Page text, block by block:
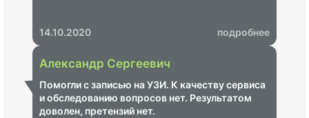
14.10.2020 подробнее
Александр Сергеевич
Помогли с записью на УЗИ. К качеству сервиса
и обследованию вопросов нет. Результатом
доволен, претензий нет.